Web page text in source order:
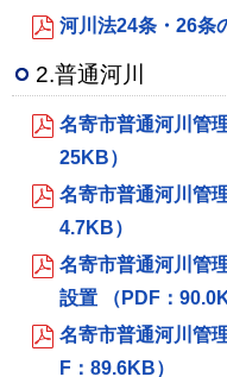
河川法24条・26条
2.普通河川
名寄市普通河川管
25KB）
名寄市普通河川管
4.7KB）
名寄市普通河川管
設置 （PDF：
名寄市普通河川管
F：89.6KB）